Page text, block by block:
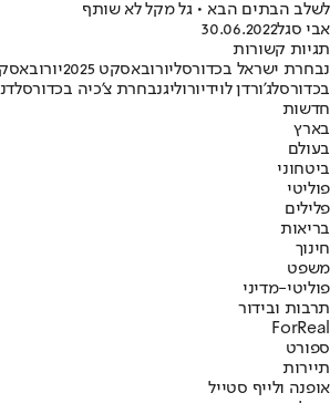
לשלב הבתים הבא • גל מקל לא שותף
אבי סגל30.06.2022
תגיות קשורות
נבחרת ישראל בכדורסליורובאסקט 2025 יורובאסקט
בכדורסלג'ורדן לוידיורוליגנבחרת צ'כיה בכדורסל
חדשות
בארץ
בעולם
ביטחוני
פוליטי
פלילים
בריאות
חינוך
משפט
פוליטי-מדיני
תרבות ובידור
ForReal
ספורט
תיירות
אופנה ולייף סטייל